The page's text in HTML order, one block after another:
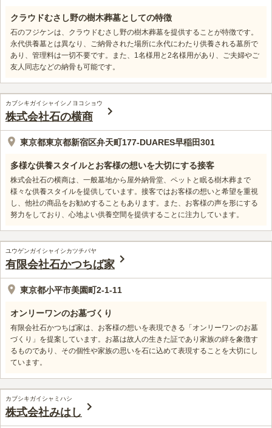
クラウドむさし野の樹木葬墓としての特徴
石のフジケンは、クラウドむさし野の樹木葬墓を提供することが特徴です。
永代供養墓とは異なり、ご納骨された場所に永代にわたり供養される墓所で
あり、管理料は一切不要です。また、1名様用と2名様用があり、ご夫婦やご
友人同志などの納骨も可能です。
カブシキガイシャイシノヨコショウ
株式会社石の横商
東京都東京都新宿区弁天町177-DUARES早稲田301
多様な供養スタイルとお客様の想いを大切にする接客
株式会社石の横商は、一般墓地から屋外納骨堂、ペットと眠る樹木葬まで
様々な供養スタイルを提供しています。接客ではお客様の想いと希望を重視
し、他社の商品をお勧めすることもあります。また、お客様の声を形にする
努力をしており、心地よい供養空間を提供することに注力しています。
ユウゲンガイシャイシカツチバヤ
有限会社石かつちば家
東京都小平市美園町2-1-11
オンリーワンのお墓づくり
有限会社石かつちば家は、お客様の想いを表現できる「オンリーワンのお墓
づくり」を提案しています。お墓は故人の生きた証であり家族の絆を象徴す
るものであり、その個性や家族の思いを石に込めて表現することを大切にし
ています。
カブシキガイシャミハシ
株式会社みはし